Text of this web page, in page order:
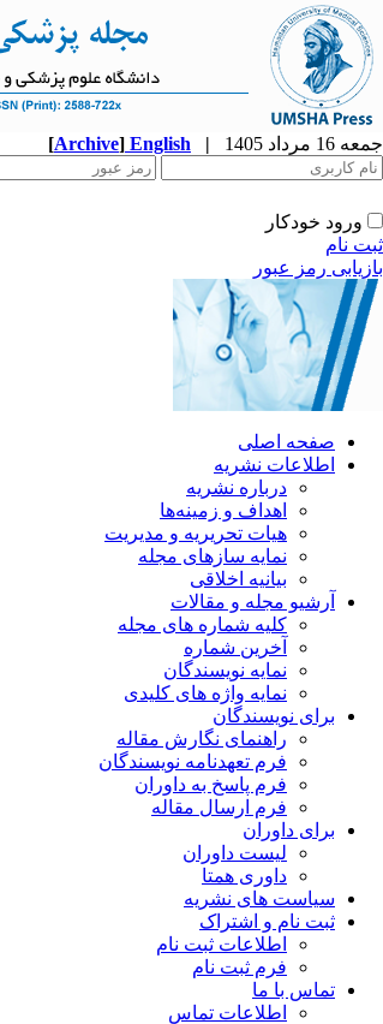
جمعه 16 مرداد 1405 |
English
[Archive]
ورود خودکار
ثبت نام
بازیابی رمز عبور
صفحه اصلی
اطلاعات نشریه
درباره نشریه
اهداف و زمینه‌ها
هیات تحریریه و مدیریت
نمایه سازهای مجله
بیانیه اخلاقی
آرشیو مجله و مقالات
کلیه شماره های مجله
آخرین شماره
نمایه نویسندگان
نمایه واژه های کلیدی
برای نویسندگان
راهنمای نگارش مقاله
فرم تعهدنامه نویسندگان
فرم پاسخ به داوران
فرم ارسال مقاله
برای داوران
لیست داوران
داوری همتا
سیاست های نشریه
ثبت نام و اشتراک
اطلاعات ثبت نام
فرم ثبت نام
تماس با ما
اطلاعات تماس